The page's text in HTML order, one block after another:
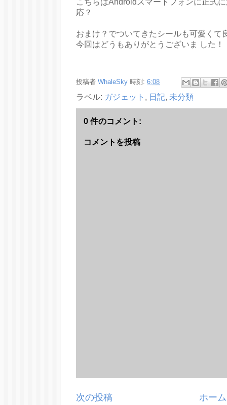
こちらはAndroidスマートフォンに正式
応？
おまけ？でついてきたシールも可愛くて
今回はどうもありがとうございま した！
投稿者 WhaleSky 時刻: 6:08
ラベル: ガジェット , 日記, 未分類
0 件のコメント:
コメントを投稿
次の投稿 ホーム